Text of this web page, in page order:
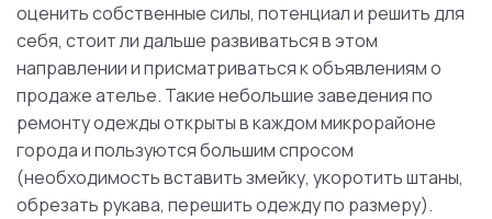
оценить собственные силы, потенциал и решить для
себя, стоит ли дальше развиваться в этом
направлении и присматриваться к объявлениям о
продаже ателье. Такие небольшие заведения по
ремонту одежды открыты в каждом микрорайоне
города и пользуются большим спросом
(необходимость вставить змейку, укоротить штаны,
обрезать рукава, перешить одежду по размеру).